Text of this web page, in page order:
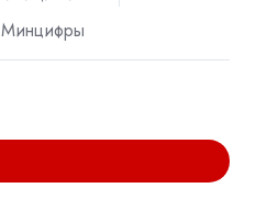
Минцифры